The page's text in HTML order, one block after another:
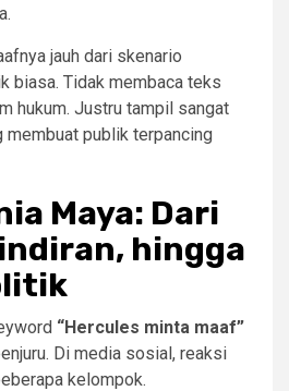
jauh dari skenario
biasa. Tidak membaca teks
hukum. Justru tampil sangat
publik terpancing
Maya: Dari
hingga
“Hercules minta maaf”
Di media sosial, reaksi
kelompok.